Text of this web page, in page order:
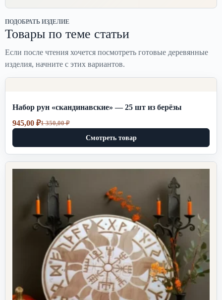
ПОДОБРАТЬ ИЗДЕЛИЕ
Товары по теме статьи
Если после чтения хочется посмотреть готовые деревянные
изделия, начните с этих вариантов.
Набор рун «скандинавские» — 25 шт из берёзы
1 350,00₽
Первоначальная
1
350,00 ₽.
945,00 ₽Текущая
945,00 ₽.
Смотреть товар